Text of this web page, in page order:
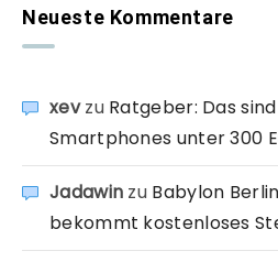
Neueste Kommentare
xevzu Ratgeber: Das
Smartphones unter 300
Jadawin zu Babylon
bekommt kostenloses